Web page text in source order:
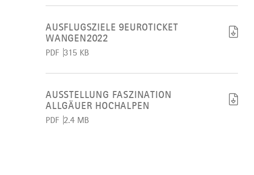
Tipps
de
Kurztripp
herunterladen
AUSFLUGSZIELE 9EUROTICKET
WANGEN2022
PDF 315 KB
9EuroTicket
Wangen2022
herunterladen
AUSSTELLUNG FASZINATION
ALLGÄUER HOCHALPEN
PDF 2.4 MB
Faszination
Allgäuer
Hochalpen
herunterladen